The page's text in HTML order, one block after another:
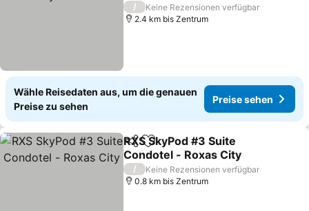
/
Keine Rezensionen verfügbar
2.4 km bis Zentrum
Wähle Reisedaten aus, um die genauen
Preise zu sehen
Preise sehen
TeilenZu Favoriten hinzufügen
RXS SkyPod #3 Suite
Condotel - Roxas City
/
Keine Rezensionen verfügbar
0.8 km bis Zentrum